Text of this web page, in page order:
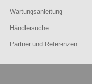
Wartungsanleitung
Händlersuche
Partner und Referenzen